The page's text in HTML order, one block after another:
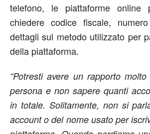
telefono, le piattaforme online
chiedere codice fiscale,
dettagli sul metodo utilizzato per
della piattaforma.
“Potresti avere un rapporto
persona e non sapere quanti
in totale. Solitamente, non si
account o del nome usato per